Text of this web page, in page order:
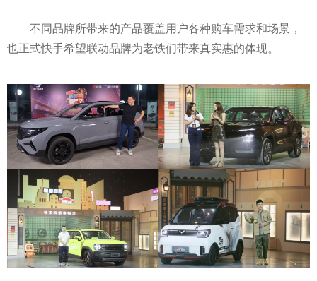
不同品牌所带来的产品覆盖用户各种购车需求和场景，
也正式快手希望联动品牌为老铁们带来真实惠的体现。